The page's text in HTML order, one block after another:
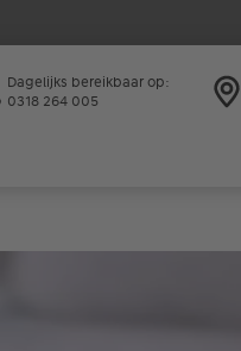
Dagelijks bereikbaar op:
0318 264 005